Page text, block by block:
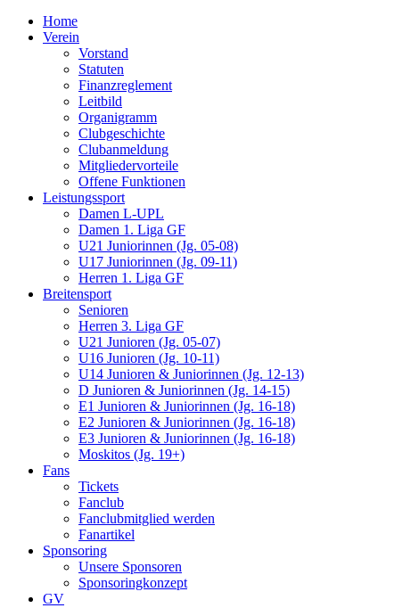
Home
Verein
Vorstand
Statuten
Finanzreglement
Leitbild
Organigramm
Clubgeschichte
Clubanmeldung
Mitgliedervorteile
Offene Funktionen
Leistungssport
Damen L-UPL
Damen 1. Liga GF
U21 Juniorinnen (Jg. 05-08)
U17 Juniorinnen (Jg. 09-11)
Herren 1. Liga GF
Breitensport
Senioren
Herren 3. Liga GF
U21 Junioren (Jg. 05-07)
U16 Junioren (Jg. 10-11)
U14 Junioren & Juniorinnen (Jg. 12-13)
D Junioren & Juniorinnen (Jg. 14-15)
E1 Junioren & Juniorinnen (Jg. 16-18)
E2 Junioren & Juniorinnen (Jg. 16-18)
E3 Junioren & Juniorinnen (Jg. 16-18)
Moskitos (Jg. 19+)
Fans
Tickets
Fanclub
Fanclubmitglied werden
Fanartikel
Sponsoring
Unsere Sponsoren
Sponsoringkonzept
GV